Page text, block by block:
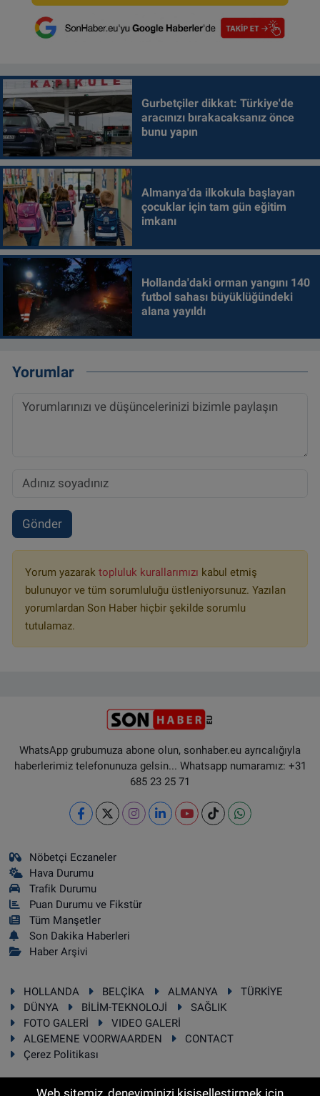
Gurbetçiler dikkat: Türkiye'de
aracınızı bırakacaksanız önce
bunu yapın
Almanya'da ilkokula başlayan
çocuklar için tam gün eğitim
imkanı
Hollanda'daki orman yangını 140
futbol sahası büyüklüğündeki
alana yayıldı
Yorumlar
Gönder
Yorum yazarak topluluk kurallarımızı kabul etmiş
bulunuyor ve tüm sorumluluğu üstleniyorsunuz. Yazılan
yorumlardan Son Haber hiçbir şekilde sorumlu
tutulamaz.
WhatsApp grubumuza abone olun, sonhaber.eu ayrıcalığıyla
haberlerimiz telefonunuza gelsin... Whatsapp numaramız: +31
685 23 25 71
Nöbetçi Eczaneler
Hava Durumu
Trafik Durumu
Puan Durumu ve Fikstür
Tüm Manşetler
Son Dakika Haberleri
Haber Arşivi
HOLLANDA BELÇİKA ALMANYA
TÜRKİYE
DÜNYA
BİLİM-TEKNOLOJİ
SAĞLIK
FOTO GALERİ
VIDEO GALERİ
ALGEMENE VOORWAARDEN
CONTACT
Çerez Politikası
Web sitemiz, deneyiminizi kişiselleştirmek için